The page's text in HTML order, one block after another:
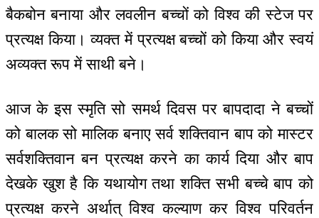
बैकबोन बनाया और लवलीन बच्चों को विश्व की स्टेज पर
प्रत्यक्ष किया। व्यक्त में प्रत्यक्ष बच्चों को किया और स्वयं
अव्यक्त रूप में साथी बने।
आज के इस स्मृति सो समर्थ दिवस पर बापदादा ने बच्चों
को बालक सो मालिक बनाए सर्व शक्तिवान बाप को मास्टर
सर्वशक्तिवान बन प्रत्यक्ष करने का कार्य दिया और बाप
देखके खुश है कि यथायोग तथा शक्ति सभी बच्चे बाप को
प्रत्यक्ष करने अर्थात् विश्व कल्याण कर विश्व परिवर्तन